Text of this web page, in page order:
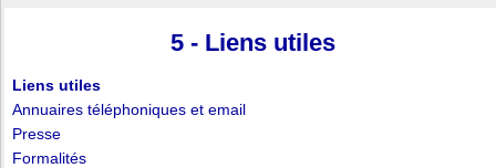
5 - Liens utiles
Liens utiles
Annuaires téléphoniques et email
Presse
Formalités